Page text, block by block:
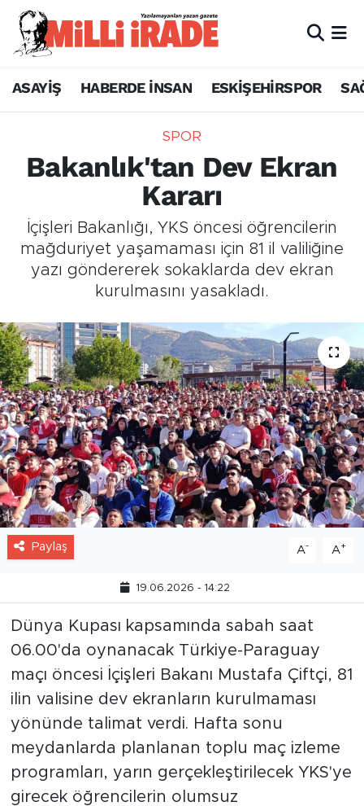
ASAYİŞ HABERDE İNSAN ESKİŞEHİRSPOR
SPOR
Bakanlık'tan Dev Ekran
Kararı
İçişleri Bakanlığı, YKS öncesi öğrencilerin
mağduriyet yaşamaması için 81 il valiliğine
yazı göndererek sokaklarda dev ekran
kurulmasını yasakladı.
Paylaş A- A+
19.06.2026 - 14:22
Dünya Kupası kapsamında sabah saat
06.00'da oynanacak Türkiye-Paraguay
maçı öncesi İçişleri Bakanı Mustafa Çiftçi, 81
ilin valisine dev ekranların kurulmaması
yönünde talimat verdi. Hafta sonu
meydanlarda planlanan toplu maç izleme
programları, yarın gerçekleştirilecek YKS'ye
girecek öğrencilerin olumsuz